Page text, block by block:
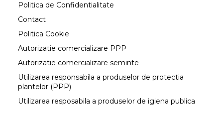
Politica de Confidentialitate
Contact
Politica Cookie
Autorizatie comercializare PPP
Autorizatie comercializare seminte
Utilizarea responsabila a produselor de protectia
plantelor (PPP)
Utilizarea resposabila a produselor de igiena publica